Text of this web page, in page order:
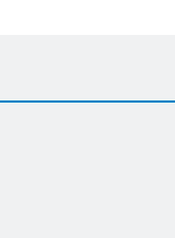
Η